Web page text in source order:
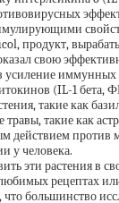
продукт,
свою
усиление иммунных
(IL-1 бета,
такие как
такие как
действием против
у человека.
эти растения в
рецептах
большинство